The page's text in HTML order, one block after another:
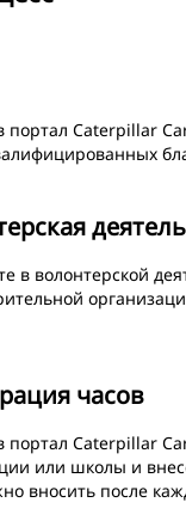
портал Caterpillar
в волонтерской
часов
портал Caterpillar
или школы и
вносить после